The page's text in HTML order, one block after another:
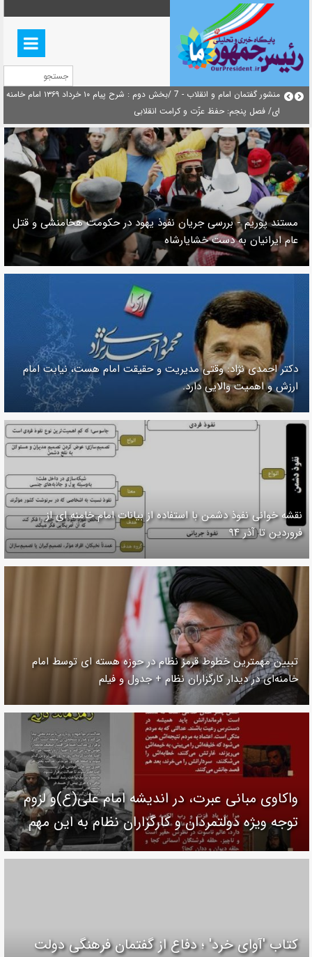
منشور گفتمان امام و انقلاب - 7 /بخش دوم : شرح پیام ۱۰ خرداد ۱۳۶۹
ای/ فصل پنجم: حفظ عزّت و کرامت انقلابی
بازخوانی افشاگری سپهبد محمود منصور افسر ارشد اطلاعات مصر درباره هواپیمای
اوکراینی
مستند پوریم - بررسی جریان نفوذ یهود در حکومت هخامنشی و قتل
عام ایرانیان به دست خشایارشاه
دکتر احمدی نژاد: وقتی مدیریت و حقیقت امام هست، نیابت امام
ارزش و اهمیت والایی دارد.
نقشه خوانی نفوذ دشمن با استفاده از بیانات امام خامنه ای از
فروردین تا آذر ۹۴
تبیین مهمترین خطوط قرمز نظام در حوزه هسته ای توسط امام
خامنه‌ای در دیدار کارگزاران نظام + جدول و فیلم
واکاوی مبانی عبرت، در اندیشه امام علی(ع)و لزوم
توجه ویژه دولتمردان و کارگزاران نظام به این مهم
کتاب 'آوای خرد' ؛ دفاع از گفتمان فرهنگی دولت